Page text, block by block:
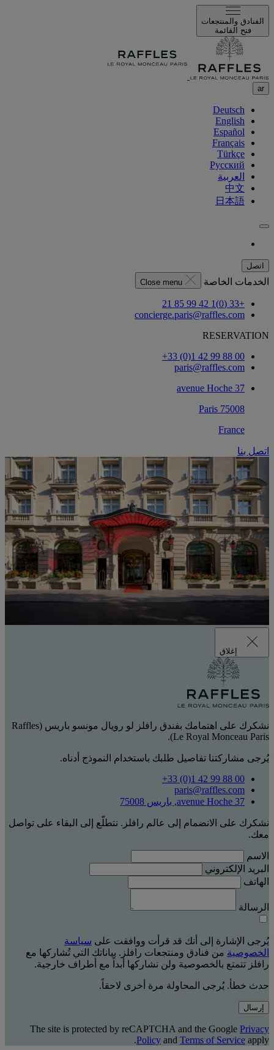
الفنادق والمنتجعات
فتح القائمة
ar
Deutsch
English
Español
Français
Türkçe
Русский
العربية
中文
日本語
اتصل
الخدمات الخاصة Close menu
+33 (0)1 42 99 85 21
concierge.paris@raffles.com
RESERVATION
‎+33 (0)1 42 99 88 00‏
paris@raffles.com
37 avenue Hoche
75008 Paris
France
اتصل بنا
إغلاق
نشكرك على اهتمامك بفندق رافلز لو رويال مونسو باريس (Raffles
Le Royal Monceau Paris).
يُرجى مشاركتنا تفاصيل طلبك باستخدام النموذج أدناه.
‎+33 (0)1 42 99 88 00‏
paris@raffles.com
37 avenue Hoche, باريس 75008
نشكرك على الانضمام إلى عالم رافلز. نتطلّع إلى البقاء على تواصل
معك.
الاسم
البريد الإلكتروني
الهاتف
الرسالة
يُرجى الإشارة إلى أنك قد قرأت ووافقت على سياسة
الخصوصية من فنادق ومنتجعات رافلز. بياناتك التي تُشاركها مع
رافلز تتمتع بالخصوصية ولن نشاركها أبداً مع أطراف خارجية.
حدث خطأ. يُرجى المحاولة مرة أخرى لاحقاً.
إرسال
The site is protected by reCAPTCHA and the Google Privacy
Policy and Terms of Service apply.